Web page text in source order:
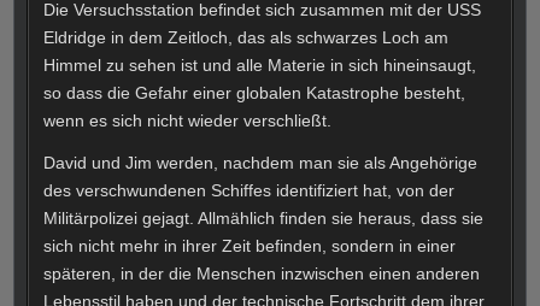
Die Versuchsstation befindet sich zusammen mit der USS
Eldridge in dem Zeitloch, das als schwarzes Loch am
Himmel zu sehen ist und alle Materie in sich hineinsaugt,
so dass die Gefahr einer globalen Katastrophe besteht,
wenn es sich nicht wieder verschließt.
David und Jim werden, nachdem man sie als Angehörige
des verschwundenen Schiffes identifiziert hat, von der
Militärpolizei gejagt. Allmählich finden sie heraus, dass sie
sich nicht mehr in ihrer Zeit befinden, sondern in einer
späteren, in der die Menschen inzwischen einen anderen
Lebensstil haben und der technische Fortschritt dem ihrer